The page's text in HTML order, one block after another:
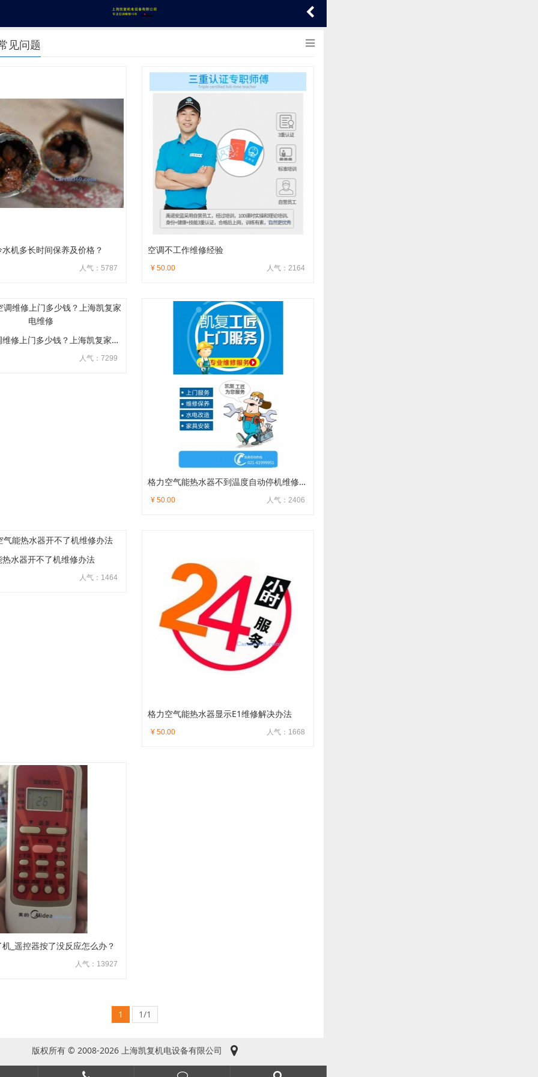
见问题
机多长时间保养及价格？
人气：5787
空调不工作维修经验
人气：2164
¥ 50.00
松江区空调维修上门多少钱？上海凯复家电维修
人气：7299
格力空气能热水器不到温度自动停机维修方法
人气：2406
¥ 50.00
水器开不了机维修办法
人气：1464
格力空气能热水器显示E1维修解决办法
人气：1668
¥ 50.00
_遥控器按了没反应怎么办？
人气：13927
1 1/1
版权所有 © 2008-2026 上海凯复机电设备有限公司